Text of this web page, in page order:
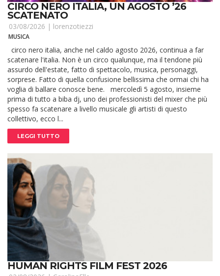
CIRCO NERO ITALIA, UN AGOSTO ’26
SCATENATO
03/08/2026 | lorenzotiezzi
MUSICA
circo nero italia, anche nel caldo agosto 2026, continua a far
scatenare l'italia. Non è un circo qualunque, ma il tendone più
assurdo dell'estate, fatto di spettacolo, musica, personaggi,
sorprese. Fatto di quella confusione bellissima che ormai chi ha
voglia di ballare conosce bene. mercoledì 5 agosto, insieme
prima di tutto a biba dj, uno dei professionisti del mixer che più
spesso fa scatenare a livello musicale gli artisti di questo
collettivo, ecco l...
LEGGI TUTTO
HUMAN RIGHTS FILM FEST 2026